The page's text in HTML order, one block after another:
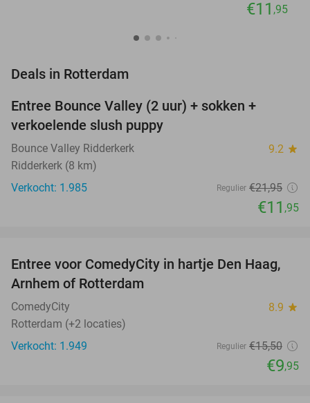
€11 ,95
Deals in Rotterdam
Entree Bounce Valley (2 uur) + sokken +
verkoelende slush puppy
Bounce Valley Ridderkerk 9.2 star
Ridderkerk (8 km)
Verkocht: 1.985
Regulier €21,95
€11 ,95
36%
TODAY
Entree voor ComedyCity in hartje Den Haag,
Arnhem of Rotterdam
ComedyCity 8.9 star
Rotterdam (+2 locaties)
Verkocht: 1.949
Regulier €15,50
€9,95